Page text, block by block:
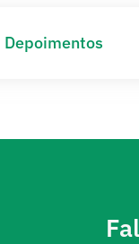
Depoimentos